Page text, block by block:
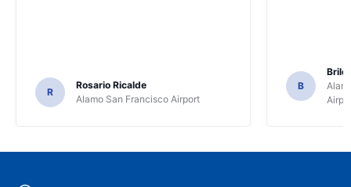
R
Rosario Ricalde
Alamo San Francisco Airport
B